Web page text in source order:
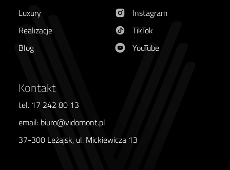
Luxury
Realizacje
Blog
Instagram
TikTok
YouTube
Kontakt
tel. 17 242 80 13
email: biuro@vidomont.pl
37-300 Leżajsk, ul. Mickiewicza 13